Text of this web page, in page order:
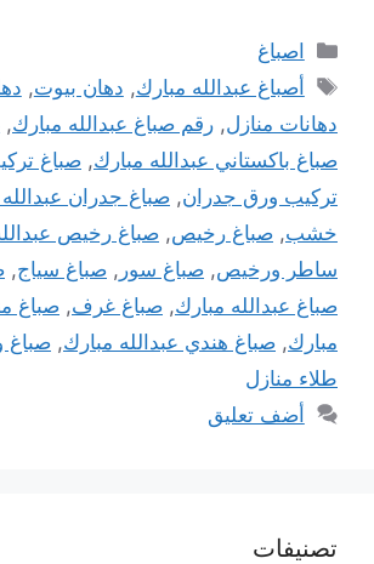
التصنيفات
اصباغ
الوسوم
أصباغ عبدالله مبارك, دهان بيوت,
دهانات منازل, رقم صباغ عبدالله مبارك,
صباغ باكستاني عبدالله مبارك, صباغ
تركيب ورق جدران, صباغ جدران
خشب, صباغ رخيص, صباغ رخيص
ساطر ورخيص, صباغ سور , صباغ سياج,
صباغ عبدالله مبارك, صباغ غرف, صباغ
مبارك, صباغ هندي عبدالله مبارك, صباغ
طلاء منازل
أضف تعليق
تصنيفات